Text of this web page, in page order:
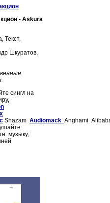
- Askura
Текст,
Шкуратов,
сингл на
Shazam Audiomack Anghami
музыку,